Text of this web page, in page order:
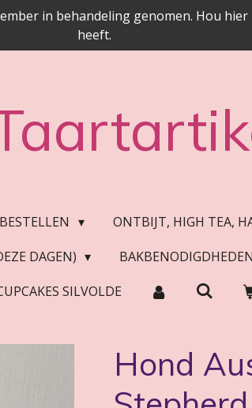
in behandeling genomen. Hou
heeft.
ONTBIJT, HIGH TEA,
DAGEN)
SILVOLDE
Hond